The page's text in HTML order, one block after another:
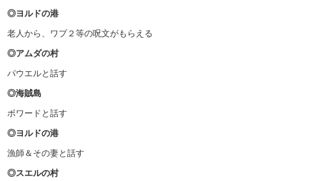
◎ヨルドの港
老人から、ワプ２等の呪文がもらえる
◎アムダの村
パウエルと話す
◎海賊島
ボワードと話す
◎ヨルドの港
漁師＆その妻と話す
◎スエルの村